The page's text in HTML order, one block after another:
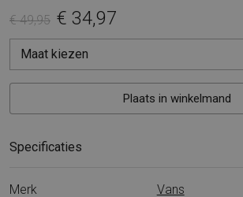
€ 49,95 € 34,97
Maat kiezen
Plaats in winkelmand
Specificaties
Merk
Vans